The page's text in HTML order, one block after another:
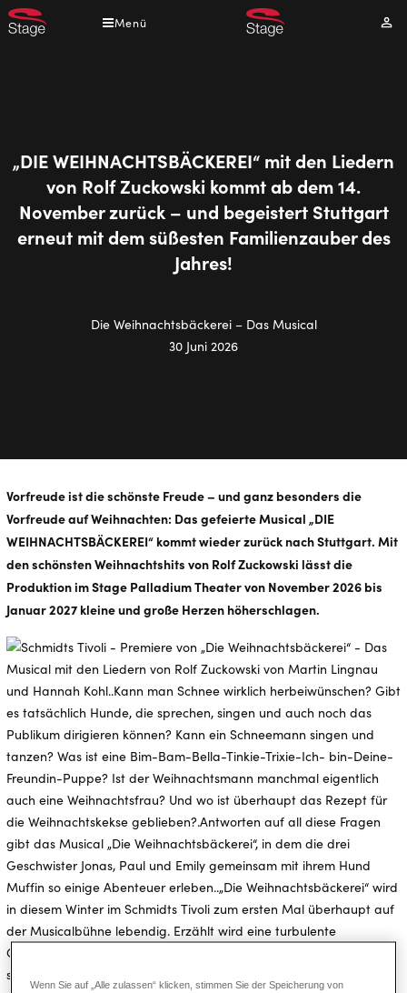
Direkt
zum
Menü
„DIE WEIHNACHTSBÄCKEREI“ mit den Liedern
von Rolf Zuckowski kommt ab dem 14.
November zurück – und begeistert Stuttgart
erneut mit dem süßesten Familienzauber des
Jahres!
Die Weihnachtsbäckerei – Das Musical
30 Juni 2026
Vorfreude ist die schönste Freude – und ganz besonders die
Vorfreude auf Weihnachten: Das gefeierte Musical „DIE
WEIHNACHTSBÄCKEREI“ kommt wieder zurück nach Stuttgart. Mit
den schönsten Weihnachtshits von Rolf Zuckowski lässt die
Produktion im Stage Palladium Theater von November 2026 bis
Januar 2027 kleine und große Herzen höherschlagen.
Wenn Sie auf „Alle zulassen“ klicken, stimmen Sie der Speicherung von